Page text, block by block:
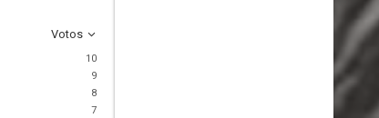
Votos
10
9
8
7